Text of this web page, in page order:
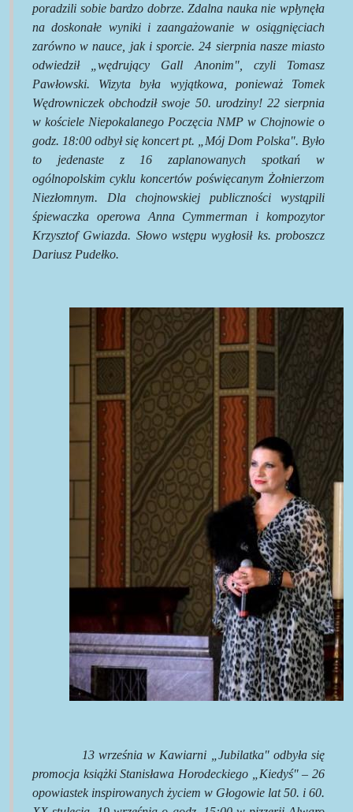
poradzili sobie bardzo dobrze. Zdalna nauka nie wpłynęła
na doskonałe wyniki i zaangażowanie w osiągnięciach
zarówno w nauce, jak i sporcie. 24 sierpnia nasze miasto
odwiedził „wędrujący Gall Anonim", czyli Tomasz
Pawłowski. Wizyta była wyjątkowa, ponieważ Tomek
Wędrowniczek obchodził swoje 50. urodziny! 22 sierpnia
w kościele Niepokalanego Poczęcia NMP w Chojnowie o
godz. 18:00 odbył się koncert pt. „Mój Dom Polska". Było
to jedenaste z 16 zaplanowanych spotkań w
ogólnopolskim cyklu koncertów poświęcanym Żołnierzom
Niezłomnym. Dla chojnowskiej publiczności wystąpili
śpiewaczka operowa Anna Cymmerman i kompozytor
Krzysztof Gwiazda. Słowo wstępu wygłosił ks. proboszcz
Dariusz Pudełko.
13 września w Kawiarni „Jubilatka" odbyła się
promocja książki Stanisława Horodeckiego „Kiedyś" – 26
opowiastek inspirowanych życiem w Głogowie lat 50. i 60.